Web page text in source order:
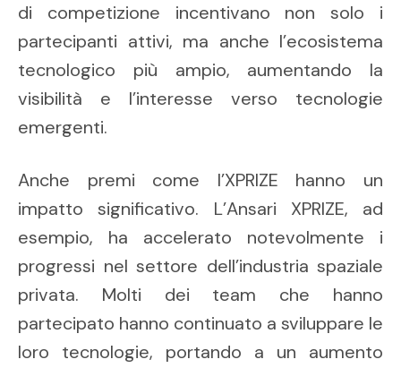
di competizione incentivano non solo i
partecipanti attivi, ma anche l’ecosistema
tecnologico più ampio, aumentando la
visibilità e l’interesse verso tecnologie
emergenti.
Anche premi come l’XPRIZE hanno un
impatto significativo. L’Ansari XPRIZE, ad
esempio, ha accelerato notevolmente i
progressi nel settore dell’industria spaziale
privata. Molti dei team che hanno
partecipato hanno continuato a sviluppare le
loro tecnologie, portando a un aumento